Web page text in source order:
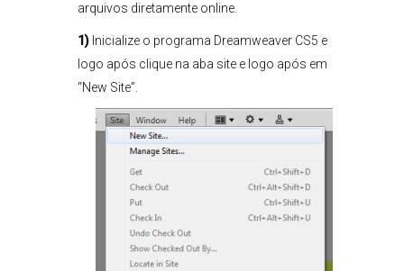
arquivos diretamente online.
1) Inicialize o programa Dreamweaver CS5 e
logo após clique na aba site e logo após em
“New Site”.